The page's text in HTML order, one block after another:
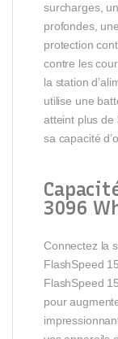
surcharges,
profondes,
protection
contre les
la station
utilise une
atteint plus de
sa capacité
3096
Connectez la
FlashSpeed
FlashSpeed
pour